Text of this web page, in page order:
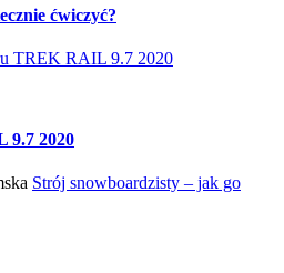
ćwiczyć?
TREK RAIL 9.7 2020
9.7 2020
Strój snowboardzisty – jak go